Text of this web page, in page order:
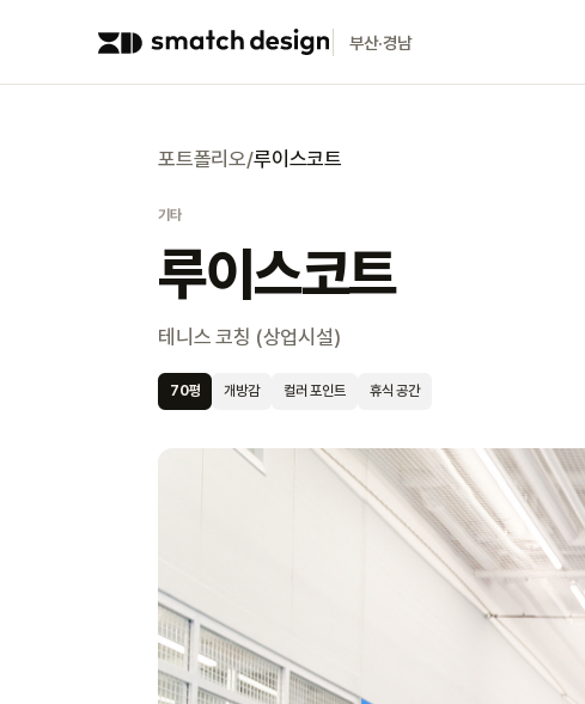
부산·경남
포트폴리오/루이스코트
기타
루이스코트
테니스 코칭 (상업시설)
70평 개방감 컬러 포인트 휴식 공간